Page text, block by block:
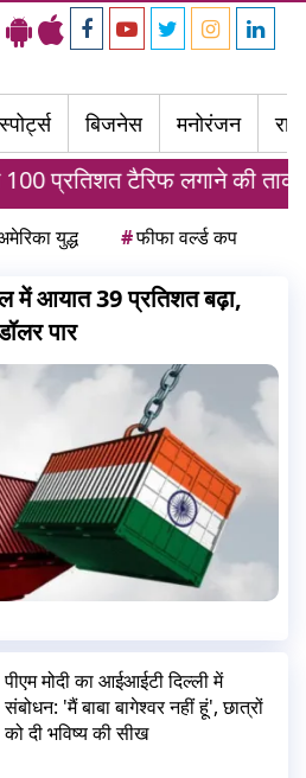
स्पोर्ट्स बिजनेस मनोरंजन
लगाने की ताकत, जानें भारत पर
युद्ध #फीफा वर्ल्ड कप
में आयात 39 प्रतिशत बढ़ा,
पार
पीएम मोदी का आईआईटी दिल्ली में
संबोधन: 'मैं बाबा बागेश्वर नहीं हूं', छात्रों
को दी भविष्य की सीख